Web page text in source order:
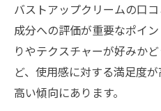
い方
敏感肌でも安心なバス
バストアップクリ
バストアップクリームの口
成分への評価が重要なポイ
りやテクスチャーが好みか
ど、使用感に対する満足度
高い傾向にあります。